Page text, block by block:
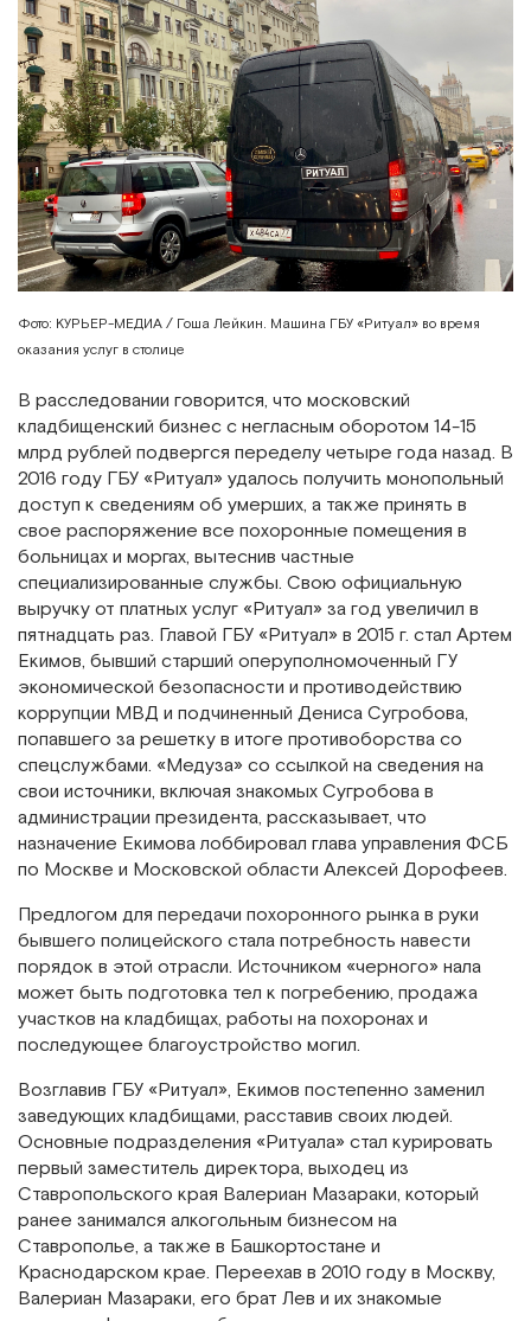
Фото: КУРЬЕР-МЕДИА / Гоша Лейкин. Машина ГБУ «Ритуал» во время
оказания услуг в столице
В расследовании говорится, что московский
кладбищенский бизнес с негласным оборотом 14-15
млрд рублей подвергся переделу четыре года назад. В
2016 году ГБУ «Ритуал» удалось получить монопольный
доступ к сведениям об умерших, а также принять в
свое распоряжение все похоронные помещения в
больницах и моргах, вытеснив частные
специализированные службы. Свою официальную
выручку от платных услуг «Ритуал» за год увеличил в
пятнадцать раз. Главой ГБУ «Ритуал» в 2015 г. стал Артем
Екимов, бывший старший оперуполномоченный ГУ
экономической безопасности и противодействию
коррупции МВД и подчиненный Дениса Сугробова,
попавшего за решетку в итоге противоборства со
спецслужбами. «Медуза» со ссылкой на сведения на
свои источники, включая знакомых Сугробова в
администрации президента, рассказывает, что
назначение Екимова лоббировал глава управления ФСБ
по Москве и Московской области Алексей Дорофеев.
Предлогом для передачи похоронного рынка в руки
бывшего полицейского стала потребность навести
порядок в этой отрасли. Источником «черного» нала
может быть подготовка тел к погребению, продажа
участков на кладбищах, работы на похоронах и
последующее благоустройство могил.
Возглавив ГБУ «Ритуал», Екимов постепенно заменил
заведующих кладбищами, расставив своих людей.
Основные подразделения «Ритуала» стал курировать
первый заместитель директора, выходец из
Ставропольского края Валериан Мазараки, который
ранее занимался алкогольным бизнесом на
Ставрополье, а также в Башкортостане и
Краснодарском крае. Переехав в 2010 году в Москву,
Валериан Мазараки, его брат Лев и их знакомые